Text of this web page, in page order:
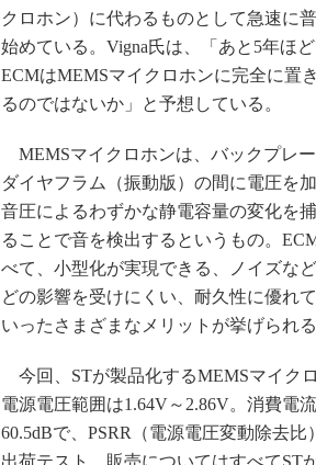
IoT時代の無線規格を知る【
編】
IoT時代の無線規格を知る【Z-
編】
クロホン）に代わるものとして急速に
始めている。Vigna氏は、「あと5年ほど
ECMはMEMSマイクロホンに完全に置
るのではないか」と予想している。
MEMSマイクロホンは、バックプレー
ダイヤフラム（振動版）の間に電圧を加
音圧によるわずかな静電容量の変化を
ることで音を検出するというもの。
べて、小型化が実現できる、ノイズな
どの影響を受けにくい、耐久性に優れ
いったさまざまなメリットが挙げられる
今回、STが製品化するMEMSマイク
電源電圧範囲は1.64V～2.86V。消費電
60.5dBで、PSRR（電源電圧変動除去
出荷テスト、販売についてはすべてST